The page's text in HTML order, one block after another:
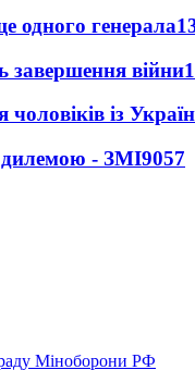
одного генерала
війни
із
дилемою - ЗМІ9057